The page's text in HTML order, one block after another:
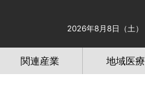
2026年8月8日（土）
関連産業 地域医療